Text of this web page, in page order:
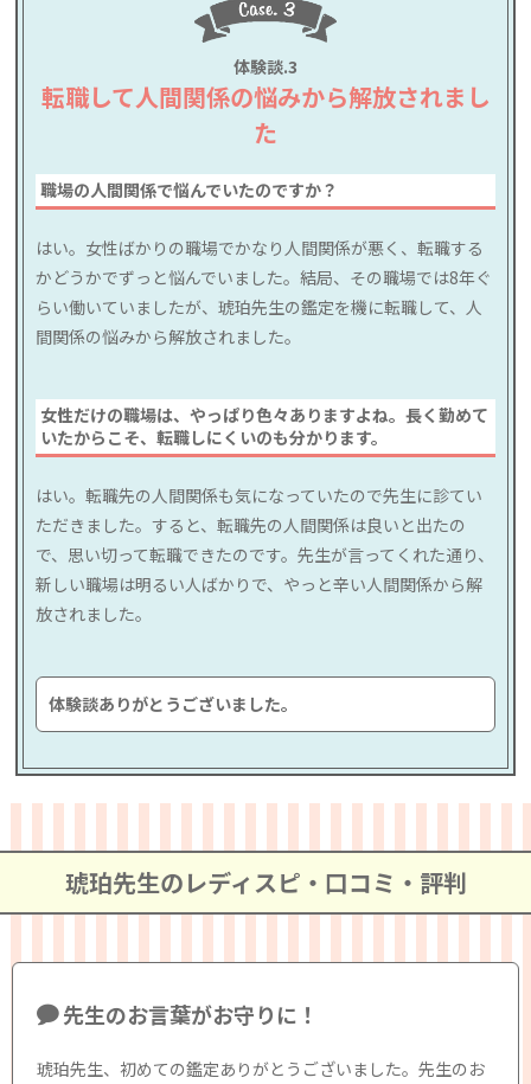
体験談.3
転職して人間関係の悩みから解放されまし
た
職場の人間関係で悩んでいたのですか？
はい。女性ばかりの職場でかなり人間関係が悪く、転職する
かどうかでずっと悩んでいました。結局、その職場では8年ぐ
らい働いていましたが、琥珀先生の鑑定を機に転職して、人
間関係の悩みから解放されました。
女性だけの職場は、やっぱり色々ありますよね。長く勤めて
いたからこそ、転職しにくいのも分かります。
はい。転職先の人間関係も気になっていたので先生に診てい
ただきました。すると、転職先の人間関係は良いと出たの
で、思い切って転職できたのです。先生が言ってくれた通り、
新しい職場は明るい人ばかりで、やっと辛い人間関係から解
放されました。
体験談ありがとうございました。
琥珀先生のレディスピ・口コミ・評判
先生のお言葉がお守りに！
琥珀先生、初めての鑑定ありがとうございました。先生のお